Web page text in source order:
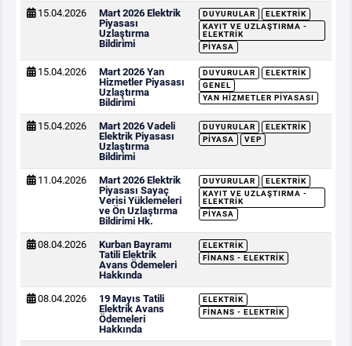
15.04.2026
Mart 2026 Elektrik
Piyasası
Uzlaştırma
Bildirimi
DUYURULAR
ELEKTRIK
KAYIT VE UZLAŞTIRMA -
ELEKTRIK
PIYASA
15.04.2026
Mart 2026 Yan
Hizmetler Piyasası
Uzlaştırma
Bildirimi
DUYURULAR
ELEKTRIK
GENEL
YAN HIZMETLER PIYASASI
15.04.2026
Mart 2026 Vadeli
Elektrik Piyasası
Uzlaştırma
Bildirimi
DUYURULAR
ELEKTRIK
PIYASA
VEP
11.04.2026
Mart 2026 Elektrik
Piyasası Sayaç
Verisi Yüklemeleri
ve Ön Uzlaştırma
Bildirimi Hk.
DUYURULAR
ELEKTRIK
KAYIT VE UZLAŞTIRMA -
ELEKTRIK
PIYASA
08.04.2026
Kurban Bayramı
Tatili Elektrik
Avans Ödemeleri
Hakkında
ELEKTRIK
FINANS - ELEKTRIK
08.04.2026
19 Mayıs Tatili
Elektrik Avans
Ödemeleri
Hakkında
ELEKTRIK
FINANS - ELEKTRIK